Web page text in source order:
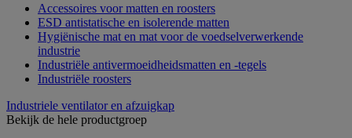
Accessoires voor matten en roosters
ESD antistatische en isolerende matten
Hygiënische mat en mat voor de voedselverwerkende
industrie
Industriële antivermoeidheidsmatten en -tegels
Industriële roosters
Industriele ventilator en afzuigkap
Bekijk de hele productgroep